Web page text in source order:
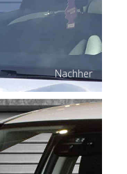
Nachher